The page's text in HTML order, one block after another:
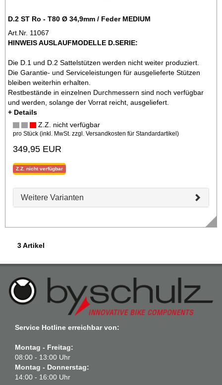
D.2 ST Ro - T80 Ø 34,9mm / Feder MEDIUM
Art.Nr. 11067
HINWEIS AUSLAUFMODELLE D.SERIE:
Die D.1 und D.2 Sattelstützen werden nicht weiter produziert.
Die Garantie- und Serviceleistungen für ausgelieferte Stützen
bleiben weiterhin erhalten.
Restbestände in einzelnen Durchmessern sind noch verfügbar
und werden, solange der Vorrat reicht, ausgeliefert.
+ Details
Z.Z. nicht verfügbar
pro Stück (inkl. MwSt. zzgl. Versandkosten für Standardartikel)
349,95 EUR
Z.Z. nicht verfügbar
Weitere Varianten
3 Artikel
Service Hotline erreichbar von:
Montag - Freitag:
08:00 - 13:00 Uhr
Montag - Donnerstag:
14:00 - 16:00 Uhr